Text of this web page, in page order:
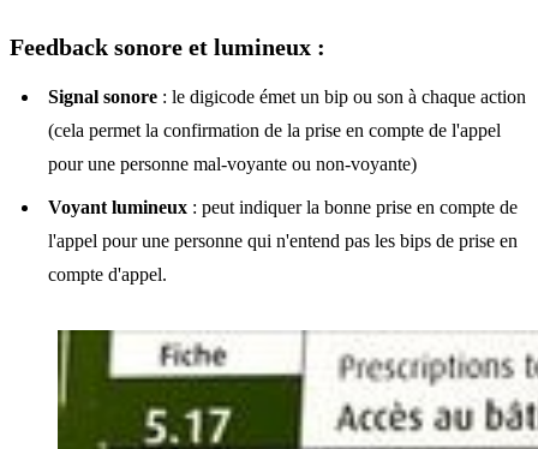
Feedback sonore et lumineux :
Signal sonore : le digicode émet un bip ou son à chaque action
(cela permet la confirmation de la prise en compte de l'appel
pour une personne mal-voyante ou non-voyante)
Voyant lumineux : peut indiquer la bonne prise en compte de
l'appel pour une personne qui n'entend pas les bips de prise en
compte d'appel.